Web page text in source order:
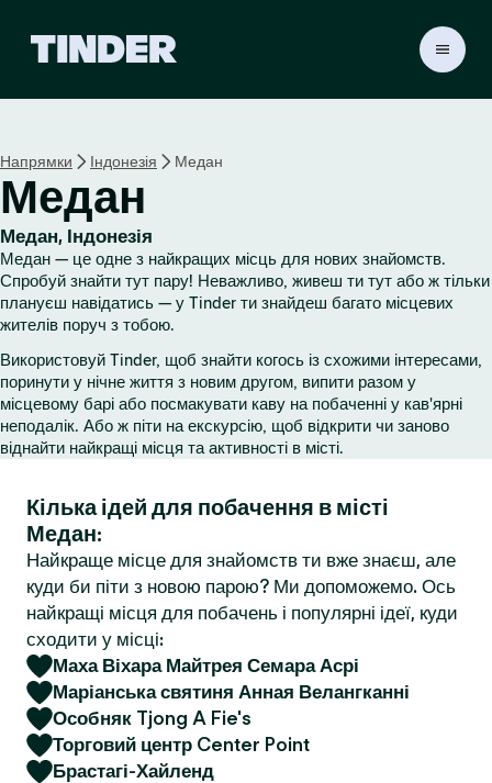
н
о
р
і
а
T
i
n
r
Напрямки Індонезія Медан
Медан
Медан, Індонезія
Медан — це одне з найкращих місць для нових знайомств.
Спробуй знайти тут пару! Неважливо, живеш ти тут або ж тільки
плануєш навідатись — у Tinder ти знайдеш багато місцевих
жителів поруч з тобою.
Використовуй Tinder, щоб знайти когось із схожими інтересами,
поринути у нічне життя з новим другом, випити разом у
місцевому барі або посмакувати каву на побаченні у кав'ярні
неподалік. Або ж піти на екскурсію, щоб відкрити чи заново
віднайти найкращі місця та активності в місті.
Кілька ідей для побачення в місті
Медан:
Найкраще місце для знайомств ти вже знаєш, але
куди би піти з новою парою? Ми допоможемо. Ось
найкращі місця для побачень і популярні ідеї, куди
сходити у місці:
Маха Віхара Майтрея Семара Асрі
Маріанська святиня Анная Велангканні
Особняк Tjong A Fie's
Торговий центр Center Point
Брастагі-Хайленд